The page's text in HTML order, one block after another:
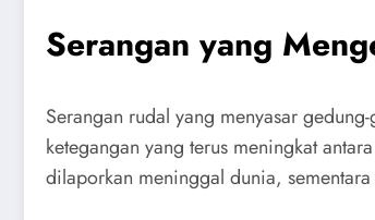
Serangan yang
Serangan rudal yang menyasar
ketegangan yang terus meningkat
dilaporkan meninggal dunia,